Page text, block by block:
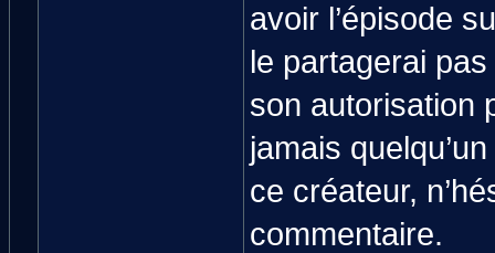
avoir l’épisode
le partagerai
son autorisation
jamais
ce créateur,
commentaire.